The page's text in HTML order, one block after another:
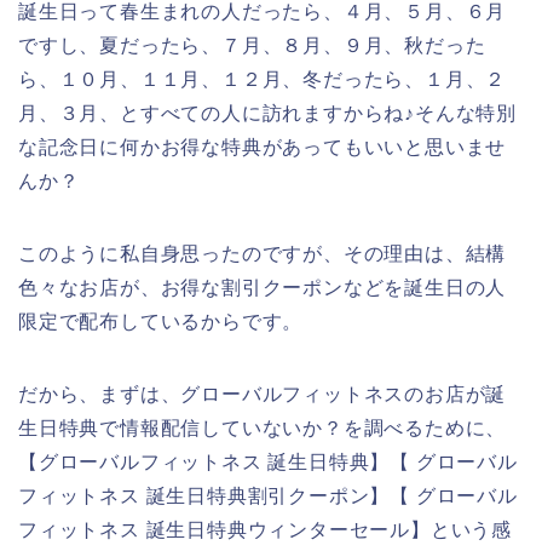
誕生日って春生まれの人だったら、４月、５月、６月
ですし、夏だったら、７月、８月、９月、秋だった
ら、１０月、１１月、１２月、冬だったら、１月、２
月、３月、とすべての人に訪れますからね♪そんな特別
な記念日に何かお得な特典があってもいいと思いませ
んか？
このように私自身思ったのですが、その理由は、結構
色々なお店が、お得な割引クーポンなどを誕生日の人
限定で配布しているからです。
だから、まずは、グローバルフィットネスのお店が誕
生日特典で情報配信していないか？を調べるために、
【グローバルフィットネス 誕生日特典】【 グローバル
フィットネス 誕生日特典割引クーポン】【 グローバル
フィットネス 誕生日特典ウィンターセール】という感